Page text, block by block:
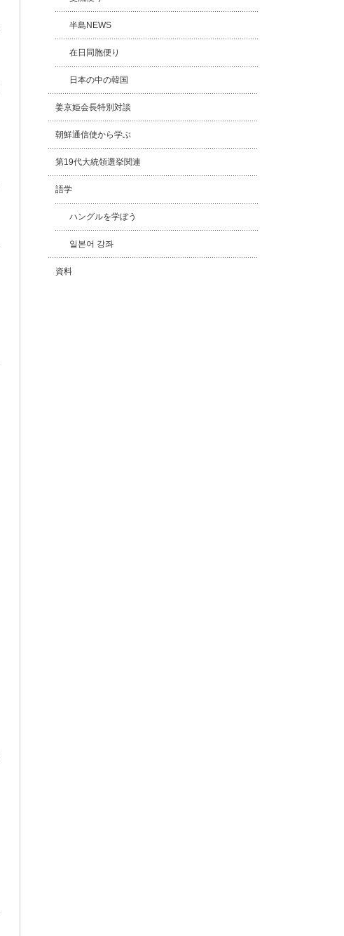
半島NEWS
在日同胞便り
日本の中の韓国
姜京姫会長特別対談
朝鮮通信使から学ぶ
第19代大統領選挙関連
語学
ハングルを学ぼう
일본어 강좌
資料